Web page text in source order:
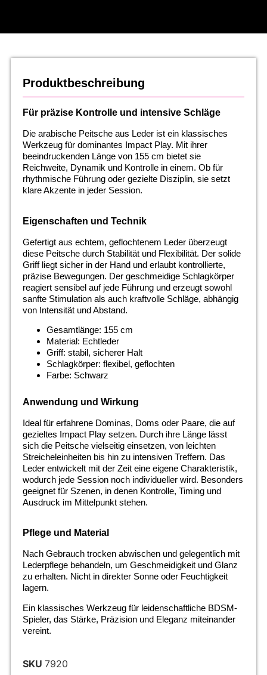
Produktbeschreibung
Für präzise Kontrolle und intensive Schläge
Die arabische Peitsche aus Leder ist ein klassisches
Werkzeug für dominantes Impact Play. Mit ihrer
beeindruckenden Länge von 155 cm bietet sie
Reichweite, Dynamik und Kontrolle in einem. Ob für
rhythmische Führung oder gezielte Disziplin, sie setzt
klare Akzente in jeder Session.
Eigenschaften und Technik
Gefertigt aus echtem, geflochtenem Leder überzeugt
diese Peitsche durch Stabilität und Flexibilität. Der solide
Griff liegt sicher in der Hand und erlaubt kontrollierte,
präzise Bewegungen. Der geschmeidige Schlagkörper
reagiert sensibel auf jede Führung und erzeugt sowohl
sanfte Stimulation als auch kraftvolle Schläge, abhängig
von Intensität und Abstand.
Gesamtlänge: 155 cm
Material: Echtleder
Griff: stabil, sicherer Halt
Schlagkörper: flexibel, geflochten
Farbe: Schwarz
Anwendung und Wirkung
Ideal für erfahrene Dominas, Doms oder Paare, die auf
gezieltes Impact Play setzen. Durch ihre Länge lässt
sich die Peitsche vielseitig einsetzen, von leichten
Streicheleinheiten bis hin zu intensiven Treffern. Das
Leder entwickelt mit der Zeit eine eigene Charakteristik,
wodurch jede Session noch individueller wird. Besonders
geeignet für Szenen, in denen Kontrolle, Timing und
Ausdruck im Mittelpunkt stehen.
Pflege und Material
Nach Gebrauch trocken abwischen und gelegentlich mit
Lederpflege behandeln, um Geschmeidigkeit und Glanz
zu erhalten. Nicht in direkter Sonne oder Feuchtigkeit
lagern.
Ein klassisches Werkzeug für leidenschaftliche BDSM-
Spieler, das Stärke, Präzision und Eleganz miteinander
vereint.
SKU 7920